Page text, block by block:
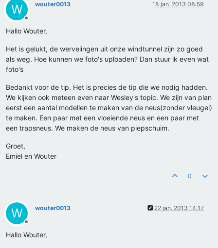
W
Offline
wouter0013 18 jan. 2013 08:59
Hallo Wouter,
Het is gelukt, de wervelingen uit onze windtunnel zijn zo goed
als weg. Hoe kunnen we foto's uploaden? Dan stuur ik even wat
foto's
Bedankt voor de tip. Het is precies de tip die we nodig hadden.
We kijken ook meteen even naar Wesley's topic. We zijn van plan
eerst een aantal modellen te maken van de neus(zonder vleugel)
te maken. Een paar met een vloeiende neus en een paar met
een trapsneus. We maken de neus van piepschuim.
Groet,
Emiel en Wouter
0
W
Offline
wouter0013 22 jan. 2013 14:17
Hallo Wouter,